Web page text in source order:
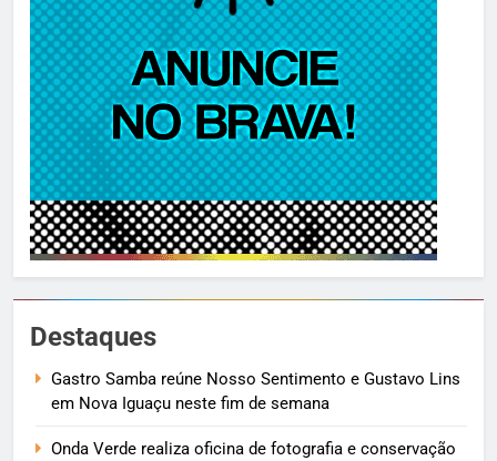
Destaques
Gastro Samba reúne Nosso Sentimento e Gustavo Lins
em Nova Iguaçu neste fim de semana
Onda Verde realiza oficina de fotografia e conservação